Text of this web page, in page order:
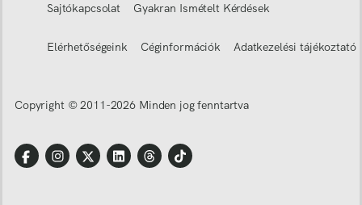
Sajtókapcsolat Gyakran Ismételt Kérdések
Elérhetőségeink Céginformációk Adatkezelési tájékoztató
Copyright © 2011-2026 Minden jog fenntartva